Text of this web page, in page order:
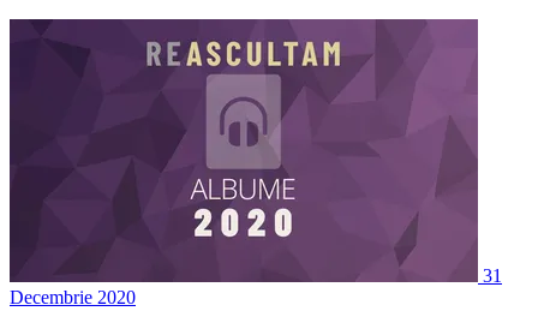
31
Decembrie 2020